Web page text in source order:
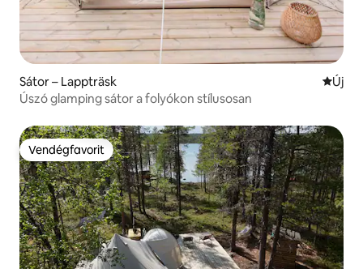
Sátor – Lappträsk ÚjÚj
Úszó glamping sátor a folyókon stílusosan
Vendégfavorit
Vendégfavorit